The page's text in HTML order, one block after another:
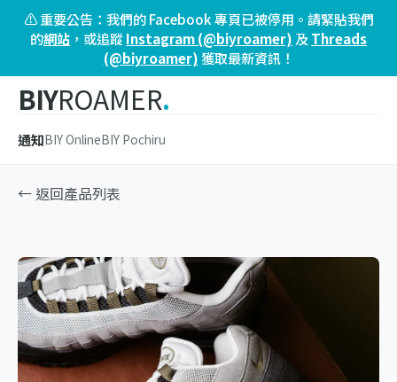
⚠️ 重要公告：我們的 Facebook 專頁已被停用。請緊貼我們
的網站 ，或追蹤Instagram (@biyroamer) 及 Threads
(@biyroamer)獲取最新資訊！
BIYROAMER.
通知BIY OnlineBIY Pochiru
← 返回產品列表